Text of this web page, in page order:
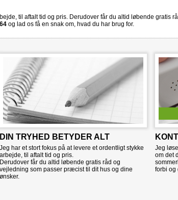
til aftalt tid og pris. Derudover får du altid løbende gratis
og lad os få en snak om, hvad du har brug for.
DIN TRYHED BETYDER ALT
Jeg har et stort fokus på at levere et ordentligt stykke
arbejde, til aftalt tid og pris.
Derudover får du altid løbende gratis råd og
vejledning som passer præcist til dit hus og dine
ønsker.
Jeg
om det
forbi og